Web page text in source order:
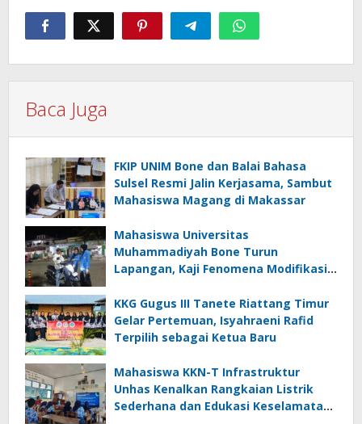
Baca Juga
FKIP UNIM Bone dan Balai Bahasa
Sulsel Resmi Jalin Kerjasama, Sambut
Mahasiswa Magang di Makassar
Mahasiswa Universitas
Muhammadiyah Bone Turun
Lapangan, Kaji Fenomena Modifikasi
FOTOFOBIA
KKG Gugus III Tanete Riattang Timur
Gelar Pertemuan, Isyahraeni Rafid
Terpilih sebagai Ketua Baru
Mahasiswa KKN-T Infrastruktur
Unhas Kenalkan Rangkaian Listrik
Sederhana dan Edukasi Keselamatan